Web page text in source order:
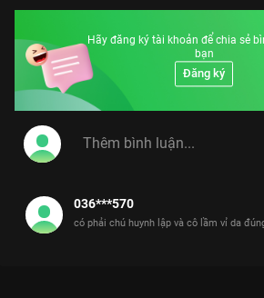
Hãy đăng ký tài khoản để chia sẻ
bạn
Đăng ký
036***570
có phải chú huynh lập và cô lầm vỉ da